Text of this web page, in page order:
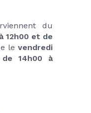
12h00 et de
le vendredi
14h00 à